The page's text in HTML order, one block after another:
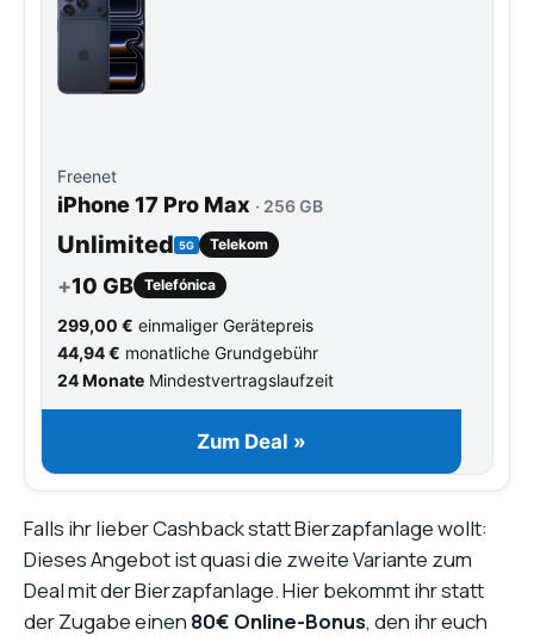
Freenet
iPhone 17 Pro Max · 256 GB
Unlimited 5G Telekom
+10 GB Telefónica
299,00 € einmaliger Gerätepreis
44,94 € monatliche Grundgebühr
24 Monate Mindestvertragslaufzeit
Zum Deal »
Falls ihr lieber Cashback statt Bierzapfanlage wollt:
Dieses Angebot ist quasi die zweite Variante zum
Deal mit der Bierzapfanlage. Hier bekommt ihr statt
der Zugabe einen 80€ Online-Bonus, den ihr euch